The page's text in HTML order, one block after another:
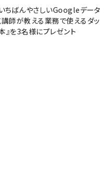
ちばんやさしいGoogleデータ
師が教える業務で使えるダッ
』を3名様にプレゼント